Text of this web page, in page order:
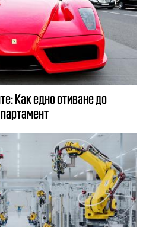
Как едно отиване до